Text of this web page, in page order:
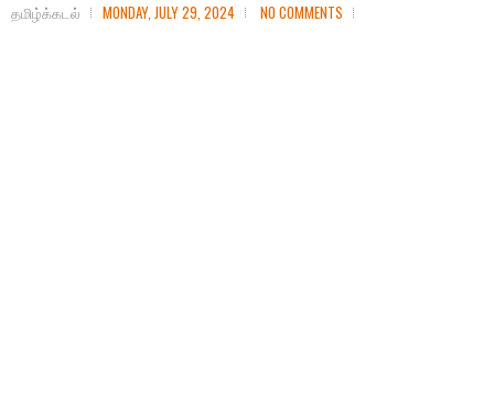
தமிழ்க்கடல் MONDAY, JULY 29, 2024 NO COMMENTS